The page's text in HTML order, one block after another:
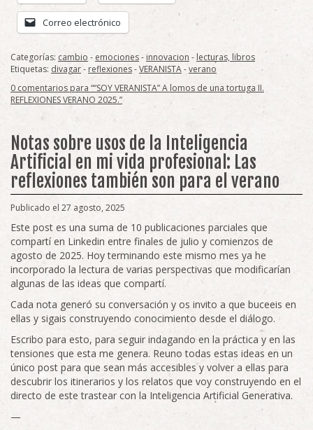
Correo electrónico
Categorías: cambio - emociones- innovacion - lecturas, libros
Etiquetas: divagar- reflexiones-VERANISTA-verano
0 comentarios para ““SOY VERANISTA” A lomos de una tortuga II.
REFLEXIONES VERANO 2025.”
Notas sobre usos de la Inteligencia
Artificial en mi vida profesional: Las
reflexiones también son para el verano
Publicado el 27 agosto, 2025
Este post es una suma de 10 publicaciones parciales que
compartí en Linkedin entre finales de julio y comienzos de
agosto de 2025. Hoy terminando este mismo mes ya he
incorporado la lectura de varias perspectivas que modificarían
algunas de las ideas que compartí.
Cada nota generó su conversación y os invito a que buceeis en
ellas y sigais construyendo conocimiento desde el diálogo.
Escribo para esto, para seguir indagando en la práctica y en las
tensiones que esta me genera. Reuno todas estas ideas en un
único post para que sean más accesibles y volver a ellas para
descubrir los itinerarios y los relatos que voy construyendo en el
directo de este trastear con la Inteligencia Artificial Generativa.
—